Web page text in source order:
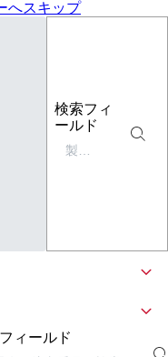
へスキップ
検索フィ
ールド
ィールド